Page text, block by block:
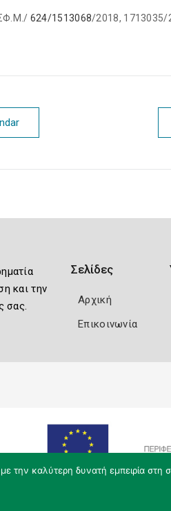
624/1513068/2018, 1713035/
και την
σας.
Σελίδες
Αρχική
Επικοινωνία
την καλύτερη δυνατή εμπειρία στη